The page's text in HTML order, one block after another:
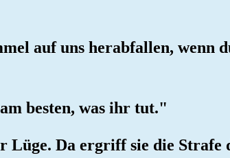
auf uns herabfallen, wenn
besten, was ihr tut."
Lüge. Da ergriff sie die Strafe